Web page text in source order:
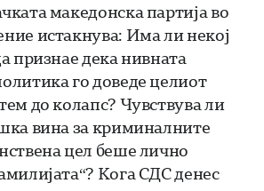
македонска партија во
истакнува: Има ли некој
признае дека нивната
го доведе целиот
до колапс? Чувствува ли
вина за криминалните
цел беше лично
Кога СДС денес